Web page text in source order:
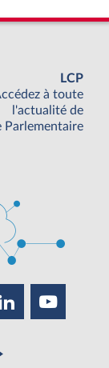
LCP
à toute
l'actualité de
Parlementaire